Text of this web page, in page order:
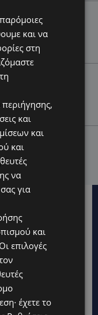
η πισίνα του
και
στην
τιμή και μεγάλη
με το Arla
και να
στη
και
και
και
να
για
και
επιλογές
έχετε το